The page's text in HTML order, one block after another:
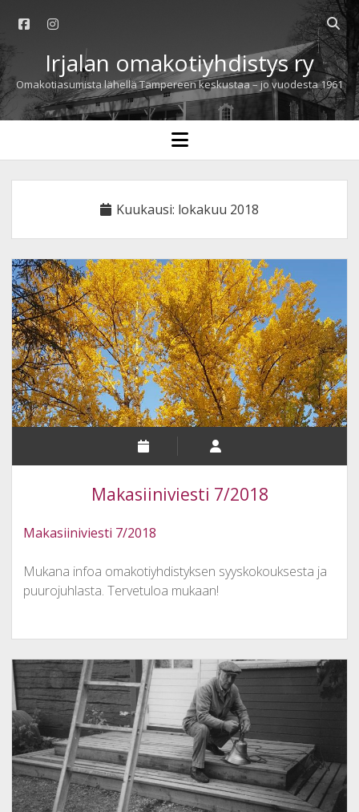
facebookinstagram
Open
bar
Irjalan omakotiyhdistys ry
Omakotiasumista lähellä Tampereen keskustaa – jo vuodesta 1961
open
menu
Kuukausi: lokakuu 2018
Makasiiniviesti 7/2018
Makasiiniviesti 7/2018
Mukana infoa omakotiyhdistyksen syyskokouksesta ja
puurojuhlasta. Tervetuloa mukaan!